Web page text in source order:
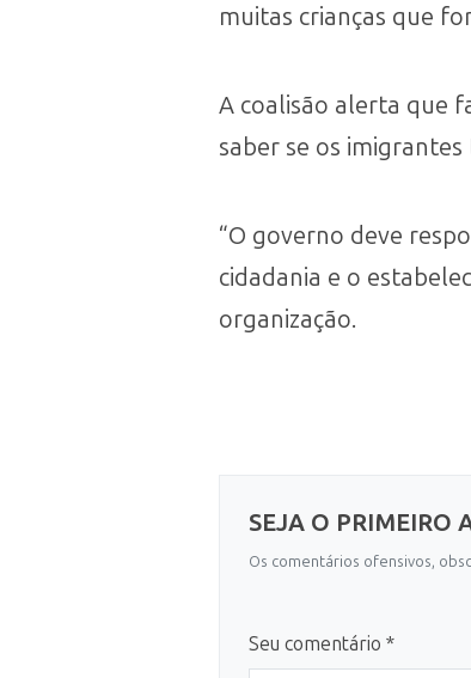
muitas crianças que
A coalisão alerta que
saber se os
“O governo deve
cidadania e o
organização.
SEJA O PRIMEIRO
Os comentários ofensivos,
Seu comentário *